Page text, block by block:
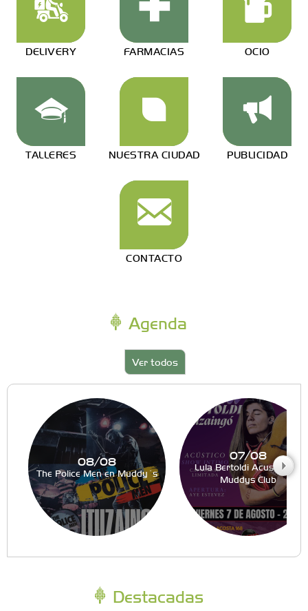
DELIVERY FARMACIAS OCIO
TALLERES NUESTRA CIUDAD PUBLICIDAD
CONTACTO
Agenda
Ver todos
08/08
The Police Men en Muddy´s
07/08
Lula Bertoldi Acustico en
Muddys Club
Destacadas